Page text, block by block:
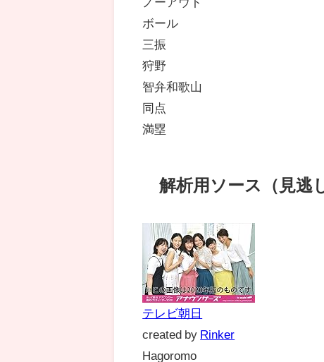
ボール
三振
狩野
智弁和歌山
同点
満塁
解析用ソース（見逃
テレビ朝日
created by Rinker
Hagoromo